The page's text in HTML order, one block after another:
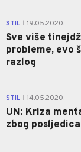
STIL 19.05.2020.
Sve više
probleme, evo
razlog
STIL 14.05.2020.
UN: Kriza
zbog